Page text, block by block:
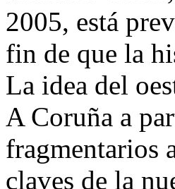
2005, está
fin de que la
La idea del
A Coruña a
fragmentarios
claves de la